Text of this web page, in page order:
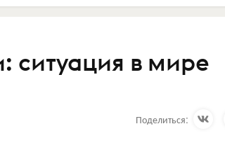
ситуация в мире
Поделиться: